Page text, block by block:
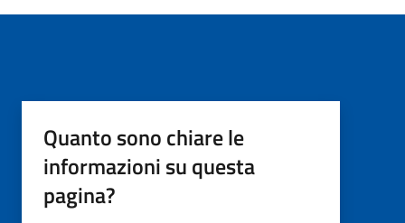
Quanto sono chiare le
informazioni su questa
pagina?